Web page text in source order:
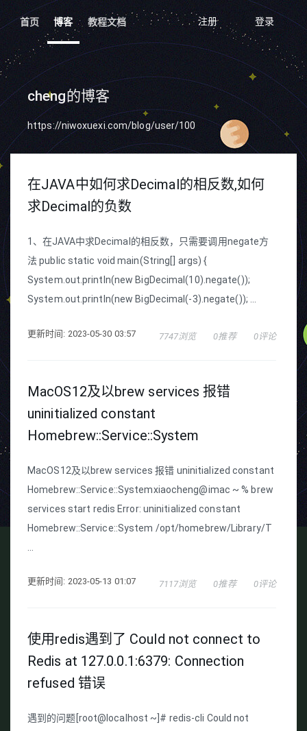
首页 博客 教程文档 登录
注册
cheng的博客
https://niwoxuexi.com/blog/user/100
在JAVA中如何求Decimal的相反数,如何
求Decimal的负数
1、在JAVA中求Decimal的相反数，只需要调用negate方
法 public static void main(String[] args) {
System.out.println(new BigDecimal(10).negate());
System.out.println(new BigDecimal(-3).negate()); ...
更新时间: 2023-05-30 03:57 7747浏览 0推荐 0评论
MacOS12及以brew services 报错
uninitialized constant
Homebrew::Service::System
MacOS12及以brew services 报错 uninitialized constant
Homebrew::Service::Systemxiaocheng@imac ~ % brew
services start redis Error: uninitialized constant
Homebrew::Service::System /opt/homebrew/Library/T
更新时间: 2023-05-13 01:07 7117浏览 0推荐 0评论
使用redis遇到了 Could not connect to
Redis at 127.0.0.1:6379: Connection
refused 错误
遇到的问题[root@localhost ~]# redis-cli Could not